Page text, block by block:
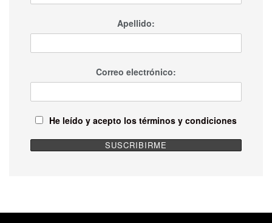
Apellido:
Correo electrónico:
He leído y acepto los términos y condiciones